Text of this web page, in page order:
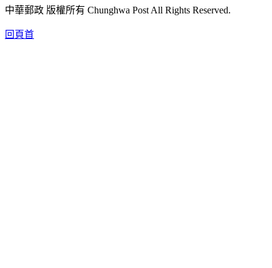
中華郵政 版權所有 Chunghwa Post All Rights Reserved.
回頁首